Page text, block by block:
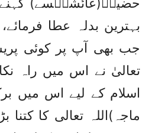
بہترین بدلہ عطا
جب بھی آپ پر کوئی
تعالیٰ نے اس میں راہ
اسلام کے لیے اس میں
ماجہ)اللہ تعالی کا کتنا